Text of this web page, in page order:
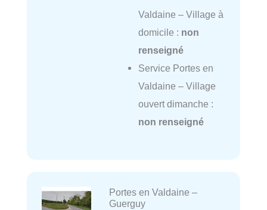
Valdaine – Village à
domicile : non
renseigné
Service Portes en
Valdaine – Village
ouvert dimanche :
non renseigné
Portes en Valdaine –
Guerguy